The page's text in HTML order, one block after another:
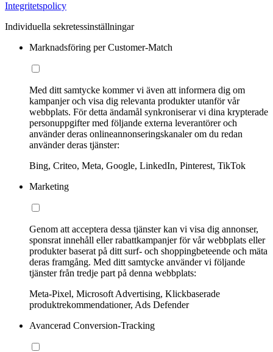
Integritetspolicy
Individuella sekretessinställningar
Marknadsföring per Customer-Match
Med ditt samtycke kommer vi även att informera dig om
kampanjer och visa dig relevanta produkter utanför vår
webbplats. För detta ändamål synkroniserar vi dina krypterade
personuppgifter med följande externa leverantörer och
använder deras onlineannonseringskanaler om du redan
använder deras tjänster:
Bing, Criteo, Meta, Google, LinkedIn, Pinterest, TikTok
Marketing
Genom att acceptera dessa tjänster kan vi visa dig annonser,
sponsrat innehåll eller rabattkampanjer för vår webbplats eller
produkter baserat på ditt surf- och shoppingbeteende och mäta
deras framgång. Med ditt samtycke använder vi följande
tjänster från tredje part på denna webbplats:
Meta-Pixel, Microsoft Advertising, Klickbaserade
produktrekommendationer, Ads Defender
Avancerad Conversion-Tracking